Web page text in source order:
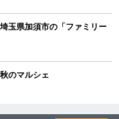
玉県加須市の「ファミリー
のマルシェ